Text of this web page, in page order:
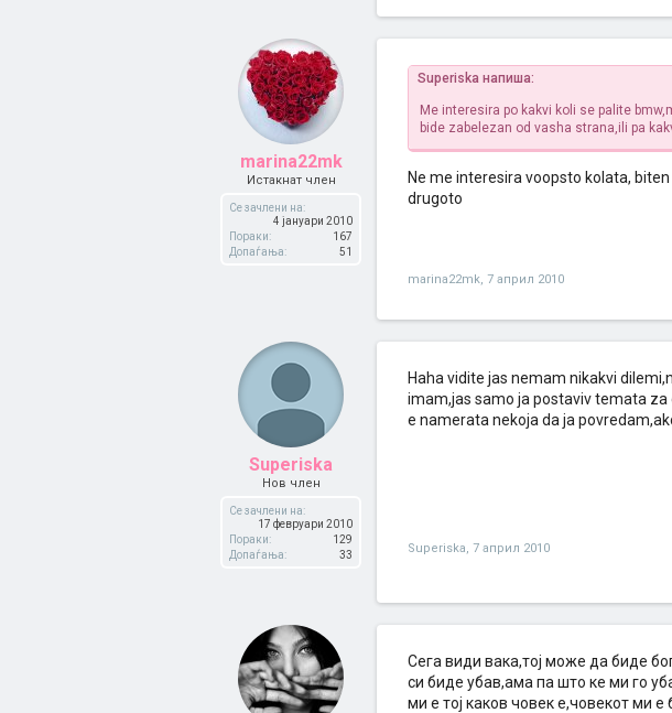
marina22mk
Истакнат член
Се зачлени на:
4 јануари 2010
Пораки:
167
Допаѓања:
51
Superiska напиша:
Me interesira po kakvi koli se palite
bide zabelezan od vasha strana,ili pa
Ne me interesira voopsto kolata,
drugoto
marina22mk, 7 април 2010
Superiska
Нов член
Се зачлени на:
17 февруари 2010
Пораки:
129
Допаѓања:
33
Haha vidite jas nemam nikakvi
imam,jas samo ja postaviv temata za
e namerata nekoja da ja
Superiska, 7 април 2010
Сега види вака,тој може да биде
си биде убав,ама па што ке ми го
ми е тој каков човек е,човекот ми